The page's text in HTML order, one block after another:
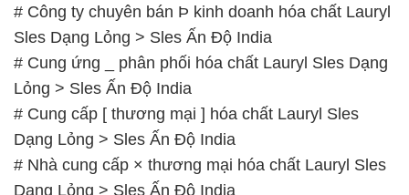
# Công ty chuyên bán Þ kinh doanh hóa chất Lauryl
Sles Dạng Lỏng > Sles Ấn Độ India
# Cung ứng _ phân phối hóa chất Lauryl Sles Dạng
Lỏng > Sles Ấn Độ India
# Cung cấp [ thương mại ] hóa chất Lauryl Sles
Dạng Lỏng > Sles Ấn Độ India
# Nhà cung cấp × thương mại hóa chất Lauryl Sles
Dạng Lỏng > Sles Ấn Độ India